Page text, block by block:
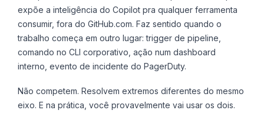
expõe a inteligência do Copilot pra qualquer ferramenta
consumir, fora do GitHub.com. Faz sentido quando o
trabalho começa em outro lugar: trigger de pipeline,
comando no CLI corporativo, ação num dashboard
interno, evento de incidente do PagerDuty.
Não competem. Resolvem extremos diferentes do mesmo
eixo. E na prática, você provavelmente vai usar os dois.